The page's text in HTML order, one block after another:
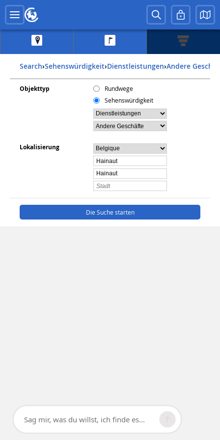
Search› Sehenswürdigkeit› Dienstleistungen› Andere
Objekttyp
Rundwege
Sehenswürdigkeit
Lokalisierung
Sag mir, was du willst, ich finde es...